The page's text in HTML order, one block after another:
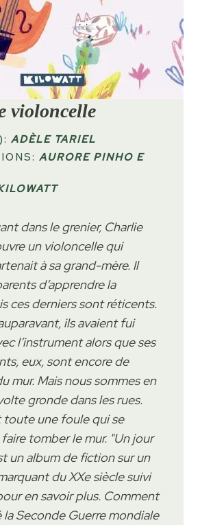
violoncelle
ADÈLE TARIEL
AURORE PINHO E
dans le grenier, Charlie
un violoncelle qui
à sa grand-mère. Il
d’apprendre la
ces derniers sont réticents.
ils avaient fui
l’instrument alors que ses
eux, sont encore de
mur. Mais nous sommes en
gronde dans les rues.
toute une foule qui se
tomber le mur. "Un jour
un album de fiction sur un
du XXe siècle suivi
en savoir plus. Comment
la Seconde Guerre mondiale